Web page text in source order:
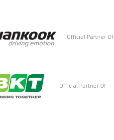
Official Partner Of
Official Partner Of